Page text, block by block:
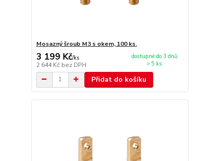
Mosazný šroub M3 s okem, 100 ks.
3 199 Kč/ks
2 644 Kč bez DPH
dostupné do 3 dnů
> 5 ks
Přidat do košíku